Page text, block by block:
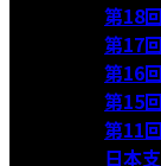
第18
第17
第16
第15
第11
日本